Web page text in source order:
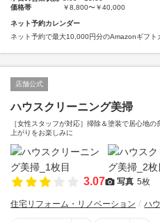
価格帯
￥8,800〜￥40,000
ネット予約カレンダー
ネット予約で最大10,000円分のAmazonギフト
店舗公式
ハウスクリーニング美掃
［女性スタッフが対応］掃除＆塗装で居心地
上がりをお楽しみに
3.07 写真 5枚
住宅リフォーム・リノベーション ハ